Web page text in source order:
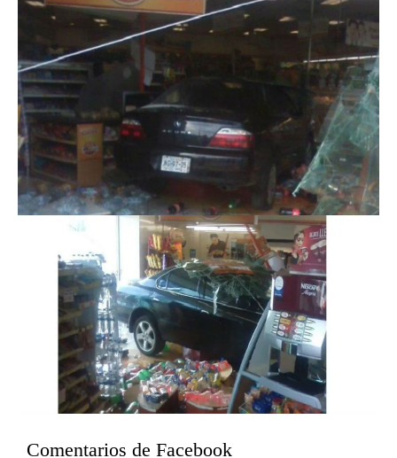
Comentarios de Facebook